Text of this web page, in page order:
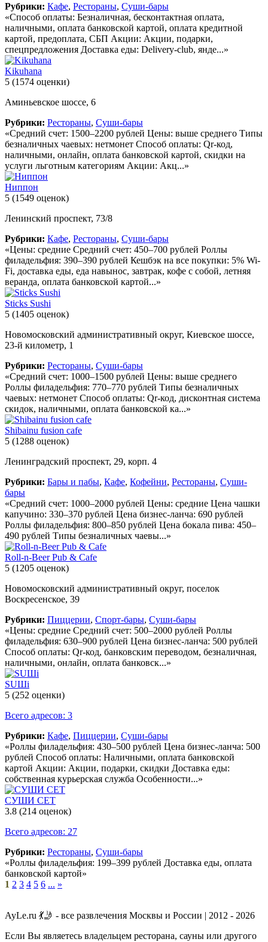
Рубрики: Кафе, Рестораны, Суши-бары
«Способ оплаты: Безналичная, бесконтактная оплата,
наличными, оплата банковской картой, оплата кредитной
картой, предоплата, СБП Акции: Акции, подарки,
спецпредложения Доставка еды: Delivery-club, янде...»
Kikuhana
5 (1574 оценки)
Аминьевское шоссе, 6
Рубрики: Рестораны, Суши-бары
«Средний счет: 1500–2200 рублей Цены: выше среднего Типы
безналичных чаевых: нетмонет Способ оплаты: Qr-код,
наличными, онлайн, оплата банковской картой, скидки на
услуги льготным категориям Акции: Акц...»
Ниппон
5 (1549 оценок)
Ленинский проспект, 73/8
Рубрики: Кафе, Рестораны, Суши-бары
«Цены: средние Средний счет: 450–700 рублей Роллы
филадельфия: 390–390 рублей Кешбэк на все покупки: 5% Wi-
Fi, доставка еды, еда навынос, завтрак, кофе с собой, летняя
веранда, оплата банковской картой...»
Sticks Sushi
5 (1405 оценок)
Новомосковский административный округ, Киевское шоссе,
23-й километр, 1
Рубрики: Рестораны, Суши-бары
«Средний счет: 1000–1500 рублей Цены: выше среднего
Роллы филадельфия: 770–770 рублей Типы безналичных
чаевых: нетмонет Способ оплаты: Qr-код, дисконтная система
скидок, наличными, оплата банковской ка...»
Shibainu fusion cafe
5 (1288 оценок)
Ленинградский проспект, 29, корп. 4
Рубрики: Бары и пабы, Кафе, Кофейни, Рестораны, Суши-
бары
«Средний счет: 1000–2000 рублей Цены: средние Цена чашки
капучино: 330–370 рублей Цена бизнес-ланча: 690 рублей
Роллы филадельфия: 800–850 рублей Цена бокала пива: 450–
490 рублей Типы безналичных чаевы...»
Roll-n-Beer Pub & Cafe
5 (1205 оценок)
Новомосковский административный округ, поселок
Воскресенское, 39
Рубрики: Пиццерии, Спорт-бары, Суши-бары
«Цены: средние Средний счет: 500–2000 рублей Роллы
филадельфия: 630–900 рублей Цена бизнес-ланча: 500 рублей
Способ оплаты: Qr-код, банковским переводом, безналичная,
наличными, онлайн, оплата банковск...»
SUШi
5 (252 оценки)
Всего адресов: 3
Рубрики: Кафе, Пиццерии, Суши-бары
«Роллы филадельфия: 430–500 рублей Цена бизнес-ланча: 500
рублей Способ оплаты: Наличными, оплата банковской
картой Акции: Акции, подарки, скидки Доставка еды:
собственная курьерская служба Особенности...»
СУШИ СЕТ
3.8 (214 оценок)
Всего адресов: 27
Рубрики: Рестораны, Суши-бары
«Роллы филадельфия: 199–399 рублей Доставка еды, оплата
банковской картой»
1 2 3 4 5 6 ... »
AyLe.ru 💃🤳 - все развлечения Москвы и России | 2012 - 2026
Если Вы являетесь владельцем ресторана, сауны или другого